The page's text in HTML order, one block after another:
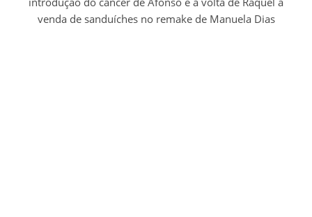
venda de sanduíches no remake de Manuela Dias